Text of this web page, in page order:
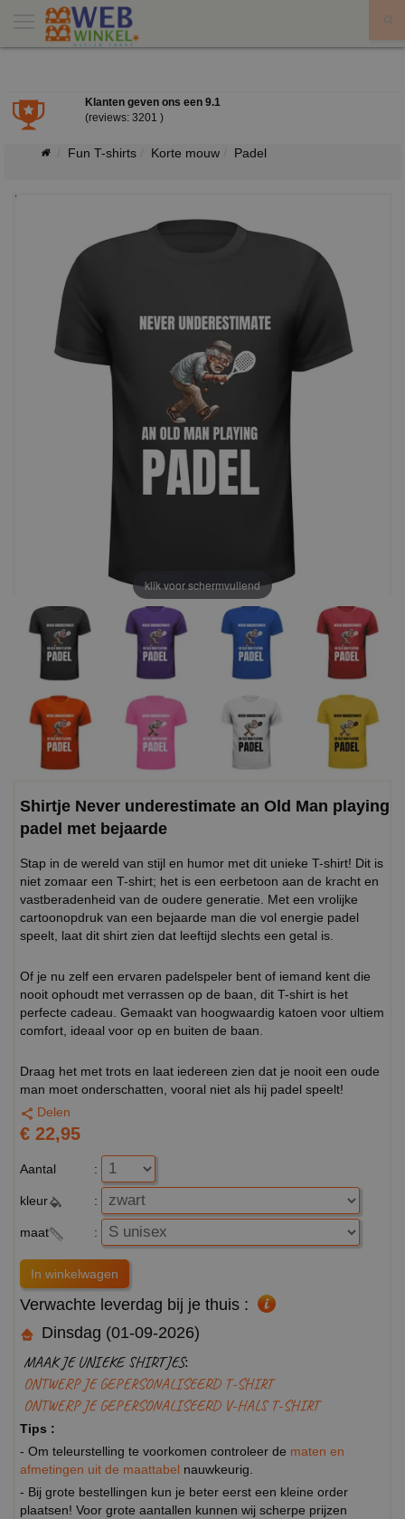
Klanten geven ons een 9.1
(reviews: 3201 )
Fun T-shirts Korte mouw Padel
klik voor schermvullend
Shirtje Never underestimate an Old Man playing
padel met bejaarde
Stap in de wereld van stijl en humor met dit unieke T-shirt! Dit is
niet zomaar een T-shirt; het is een eerbetoon aan de kracht en
vastberadenheid van de oudere generatie. Met een vrolijke
cartoonopdruk van een bejaarde man die vol energie padel
speelt, laat dit shirt zien dat leeftijd slechts een getal is.
Of je nu zelf een ervaren padelspeler bent of iemand kent die
nooit ophoudt met verrassen op de baan, dit T-shirt is het
perfecte cadeau. Gemaakt van hoogwaardig katoen voor ultiem
comfort, ideaal voor op en buiten de baan.
Draag het met trots en laat iedereen zien dat je nooit een oude
man moet onderschatten, vooral niet als hij padel speelt!
Delen
€ 22,95
Aantal :
kleur :
maat :
Verwachte leverdag bij je thuis :
Dinsdag (01-09-2026)
MAAK JE UNIEKE SHIRTJES:
ONTWERP JE GEPERSONALISEERD T-SHIRT
ONTWERP JE GEPERSONALISEERD V-HALS T-SHIRT
Tips :
- Om teleurstelling te voorkomen controleer de maten en
afmetingen uit de maattabel nauwkeurig.
- Bij grote bestellingen kun je beter eerst een kleine order
plaatsen! Voor grote aantallen kunnen wij scherpe prijzen